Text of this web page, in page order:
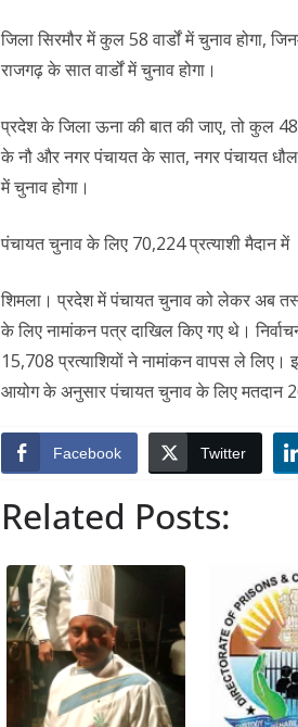
जिला सिरमौर में कुल 58 वार्डों में चुनाव होगा,
राजगढ़ के सात वार्डों में चुनाव होगा।
प्रदेश के जिला ऊना की बात की जाए, तो कुल 48
के नौ और नगर पंचायत के सात, नगर पंचायत
में चुनाव होगा।
पंचायत चुनाव के लिए 70,224 प्रत्याशी मैदान में
शिमला। प्रदेश में पंचायत चुनाव को लेकर अब
के लिए नामांकन पत्र दाखिल किए गए थे।
15,708 प्रत्याशियों ने नामांकन वापस ले लिए।
आयोग के अनुसार पंचायत चुनाव के लिए मतदान
Facebook Twitter
Related Posts: